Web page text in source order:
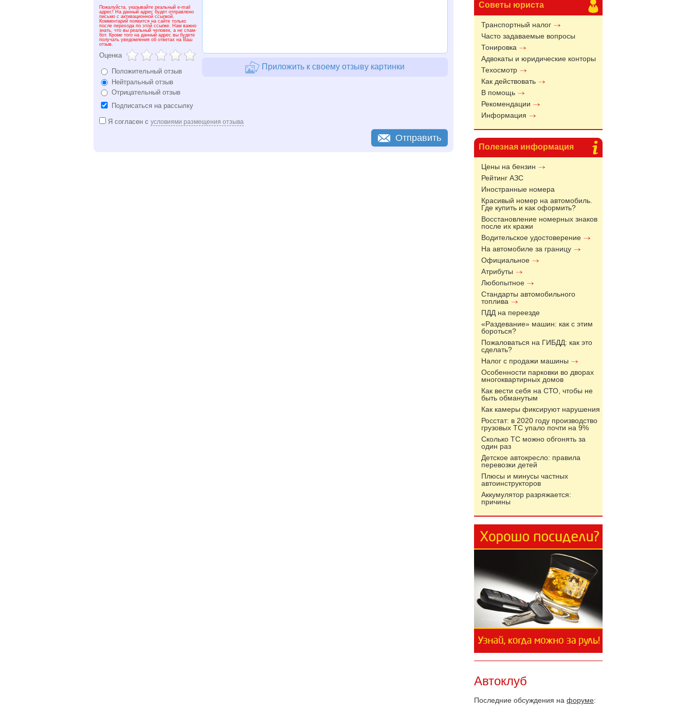
Советы юриста
Транспортный налог
Часто задаваемые вопросы
Тонировка
Адвокаты и юридические конторы
Техосмотр
Как действовать
В помощь
Рекомендации
Информация
Полезная информация
Цены на бензин
Рейтинг АЗС
Иностранные номера
Красивый номер на автомобиль.
Где купить и как оформить?
Восстановление номерных знаков
после их кражи
Водительское удостоверение
На автомобиле за границу
Официальное
Атрибуты
Любопытное
Стандарты автомобильного
топлива
ПДД на переезде
«Раздевание» машин: как с этим
бороться?
Пожаловаться на ГИБДД: как это
сделать?
Налог с продажи машины
Особенности парковки во дворах
многоквартирных домов
Как вести себя на СТО, чтобы не
быть обманутым
Как камеры фиксируют нарушения
Росстат: в 2020 году производство
грузовых ТС упало почти на 9%
Сколько ТС можно обгонять за
один раз
Детское автокресло: правила
перевозки детей
Плюсы и минусы частных
автоинструкторов
Аккумулятор разряжается:
причины
Автоклуб
Последние обсуждения на форуме:
Пожалуйста, указывайте реальный e-mail
адрес! На данный адрес будет отправлено
письмо с активационной ссылкой.
Комментарий появится на сайте только
после перехода по этой ссылке. Нам важно
знать, что вы реальный человек, а не спам-
бот. Кроме того на данный адрес вы будете
получать уведомления об ответах на Ваш
отзыв.
Оценка
Положительный отзыв
Нейтральный отзыв
Отрицательный отзыв
Подписаться на рассылку
Приложить к своему отзыву картинки
Я согласен с условиями размещения отзыва
Отправить